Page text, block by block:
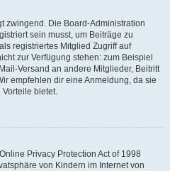
zwingend. Die Board-Administration
sein musst, um Beiträge zu
registriertes Mitglied Zugriff auf
zur Verfügung stehen: zum Beispiel
Versand an andere Mitglieder, Beitritt
empfehlen dir eine Anmeldung, da sie
bietet.
Privacy Protection Act of 1998
von Kindern im Internet von